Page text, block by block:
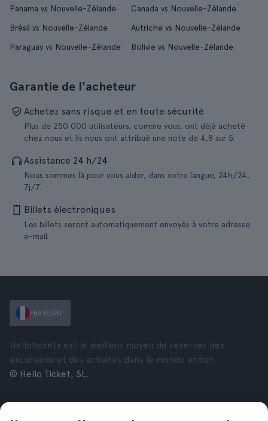
Panama vs Nouvelle-Zélande
Canada vs Nouvelle-Zélande
Brésil vs Nouvelle-Zélande
Autriche vs Nouvelle-Zélande
Paraguay vs Nouvelle-Zélande
Bolivie vs Nouvelle-Zélande
Garantie de l'acheteur
Achetez sans risque et en toute sécurité
Plus de 250 000 utilisateurs, comme vous, ont déjà acheté
chez nous et ils nous ont attribué une note de 4,8 sur 5.
Assistance 24 h/24
Nous sommes là pour vous aider, dans votre langue, 24h/24,
7j/7.
Billets électroniques
Les billets seront automatiquement envoyés à votre adresse
e-mail.
FRA (EUR)
Hellotickets est le meilleur moyen de réserver des
excursions et des activités dans le monde entier.
© Hello Ticket, SL.